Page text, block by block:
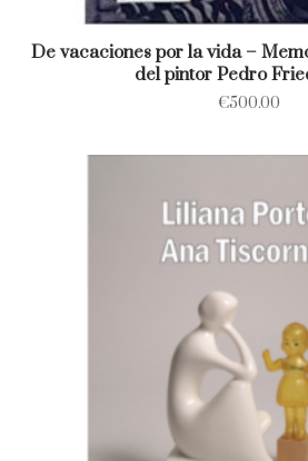
De vacaciones por la vida –
del pintor Pedro
€500.00